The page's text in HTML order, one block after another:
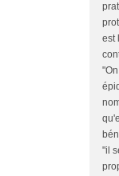
est
"il